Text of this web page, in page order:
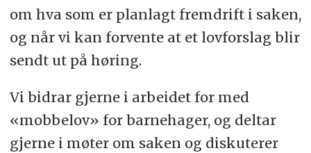
om hva som er planlagt fremdrift i saken,
og når vi kan forvente at et lovforslag blir
sendt ut på høring.
Vi bidrar gjerne i arbeidet for med
«mobbelov» for barnehager, og deltar
gjerne i møter om saken og diskuterer